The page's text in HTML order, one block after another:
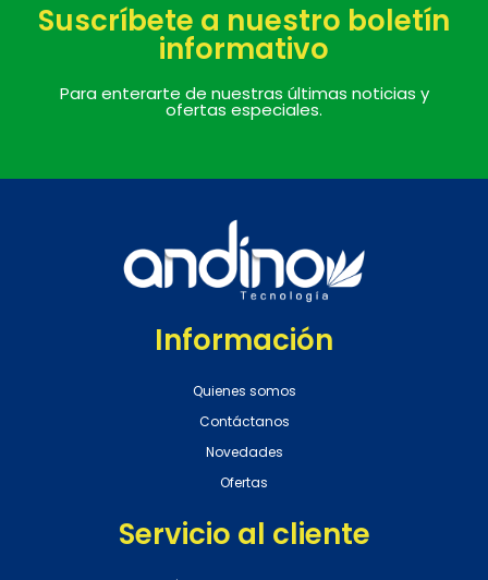
Suscríbete a nuestro boletín
informativo
Para enterarte de nuestras últimas noticias y
ofertas especiales.
Información
Quienes somos
Contáctanos
Novedades
Ofertas
Servicio al cliente